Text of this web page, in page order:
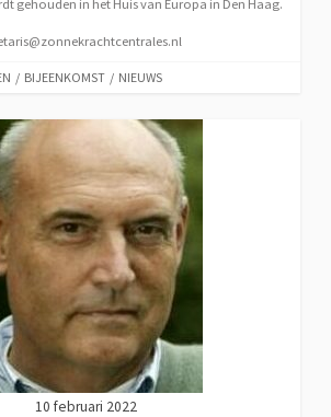
gehouden in het Huis van Europa in Den Haag.
/ BIJEENKOMST / NIEUWS
10 februari 2022